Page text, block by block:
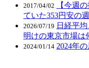
2017/04/02
【今週
ていた353円安の週
2026/07/19 日経平
明けの東京市場は
2024/01/14 2024年